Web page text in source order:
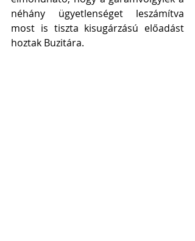
néhány ügyetlenséget leszámítva
most is tiszta kisugárzású előadást
hoztak Buzitára.